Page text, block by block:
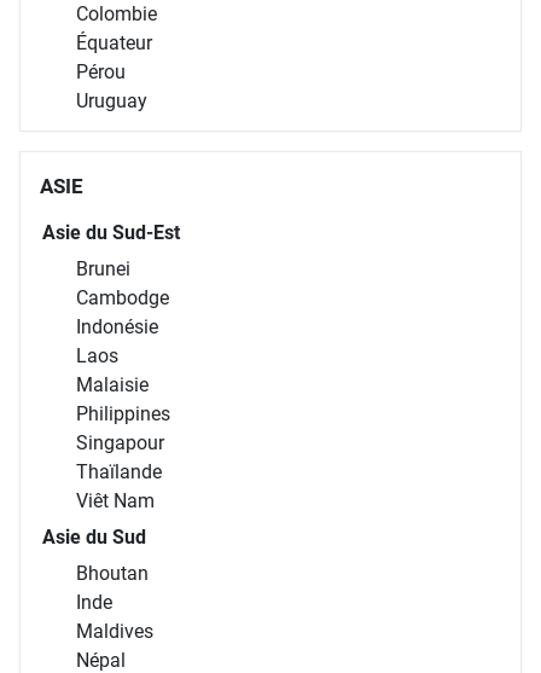
Colombie
Équateur
Pérou
Uruguay
ASIE
Asie du Sud-Est
Brunei
Cambodge
Indonésie
Laos
Malaisie
Philippines
Singapour
Thaïlande
Viêt Nam
Asie du Sud
Bhoutan
Inde
Maldives
Népal